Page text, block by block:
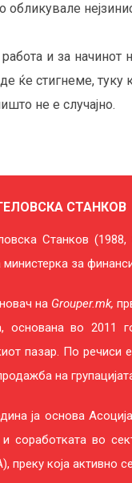
обликувале
и за
ќе стигнеме, туку
не е случајно.
СТАНКОВ
Станков
за
на Grouper.mk,
основана во 2011
пазар. По речиси
на
ја основа
и соработката во
преку која активно